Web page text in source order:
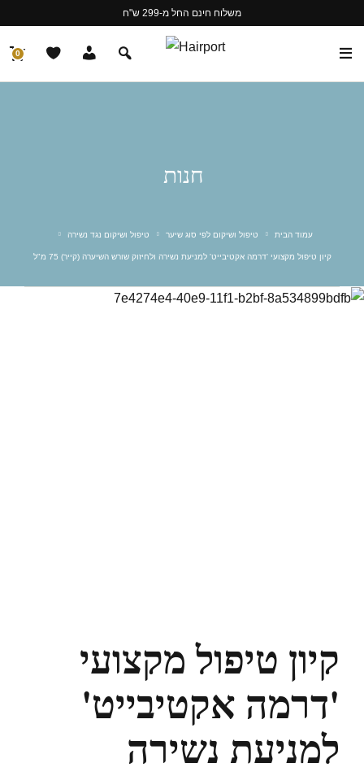
משלוח חינם החל מ-299 ש"ח
0
חנות
עמוד הבית טיפול ושיקום לפי סוג שיער טיפול ושיקום נגד נשירה
קיון טיפול מקצועי 'דרמה אקטיבייט' למניעת נשירה ולחיזוק שורש השיערה (קייר) 75 מ"ל
קיון טיפול מקצועי
'דרמה אקטיבייט'
למניעת נשירה